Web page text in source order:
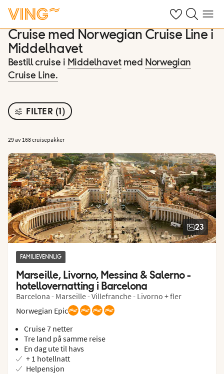
Se dine sparte
Søk påMeny
Cruise med Norwegian Cruise Line i
Middelhavet
Bestill cruise i Middelhavet med Norwegian
Cruise Line.
FILTER (1)
29 av 168 cruisepakker
23
FAMILIEVENNLIG
Marseille, Livorno, Messina & Salerno -
hotellovernatting i Barcelona
Barcelona - Marseille - Villefranche - Livorno + fler
Norwegian Epic
Cruise 7 netter
Tre land på samme reise
En dag ute til havs
+ 1 hotellnatt
Helpensjon